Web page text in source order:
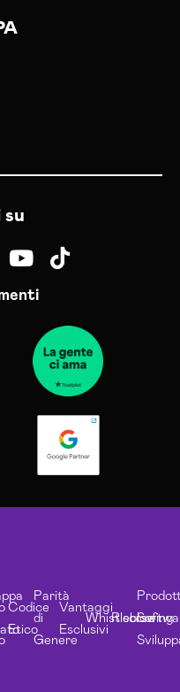
su
Codice
Etico
Parità
di
Genere
Vantaggi
Esclusivi
Whistleblowing
Risorse